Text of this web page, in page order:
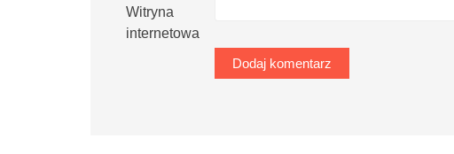
Witryna
internetowa